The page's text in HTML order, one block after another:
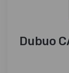
Dubuo